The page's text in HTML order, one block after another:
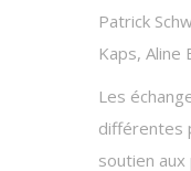
Patrick
Kaps, Aline
Les
différentes
soutien